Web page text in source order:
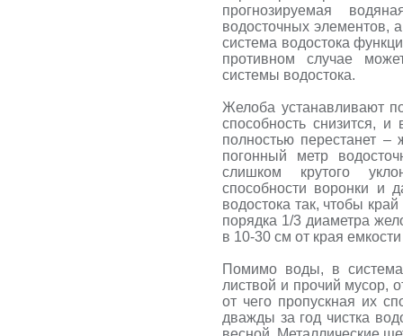
прогнозируемая
водосточных элементов,
система водостока
противном случае
системы водостока.
Желоба устанавливают
способность снизится,
полностью перестанет –
погонный метр
слишком крутого
способности воронки и
водостока так, чтобы
порядка 1/3 диаметра
в 10-30 см от края
Помимо воды, в
листвой и прочий мусор,
от чего пропускная их
дважды за год чистка